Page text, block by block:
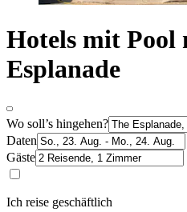
Hotels mit Pool
Esplanade
Wo soll’s hingehen?
Daten
Gäste
Ich reise geschäftlich